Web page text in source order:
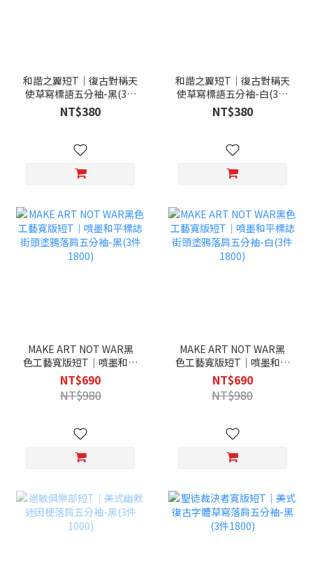
和諧之翼短T｜復古對稱天
使草寫標語五分袖-黑(3件
1000)
NT$380
和諧之翼短T｜復古對稱天
使草寫標語五分袖-白(3件
1000)
NT$380
MAKE ART NOT WAR黑
色工藝寬版短T｜噴墨和平
標誌街頭塗鴉落肩五分袖-
黑(3件1800)
NT$690
NT$980
MAKE ART NOT WAR黑
色工藝寬版短T｜噴墨和平
標誌街頭塗鴉落肩五分袖-
白(3件1800)
NT$690
NT$980